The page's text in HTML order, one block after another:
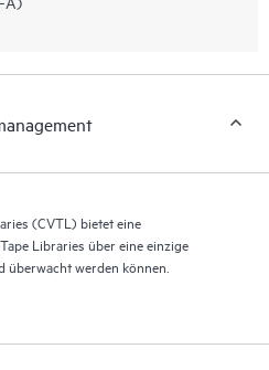
(CVTL) bietet eine
Libraries über eine einzige
werden können.